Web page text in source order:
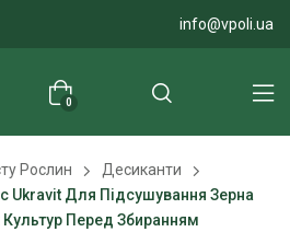
info@vpoli.ua
0
Рослин
Десиканти
Ukravit Для Підсушування Зерна
Перед Збиранням